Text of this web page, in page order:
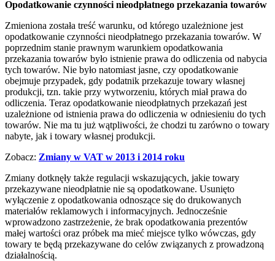
Opodatkowanie czynności nieodpłatnego przekazania towarów
Zmieniona została treść warunku, od którego uzależnione jest
opodatkowanie czynności nieodpłatnego przekazania towarów. W
poprzednim stanie prawnym warunkiem opodatkowania
przekazania towarów było istnienie prawa do odliczenia od nabycia
tych towarów. Nie było natomiast jasne, czy opodatkowanie
obejmuje przypadek, gdy podatnik przekazuje towary własnej
produkcji, tzn. takie przy wytworzeniu, których miał prawa do
odliczenia. Teraz opodatkowanie nieodpłatnych przekazań jest
uzależnione od istnienia prawa do odliczenia w odniesieniu do tych
towarów. Nie ma tu już wątpliwości, że chodzi tu zarówno o towary
nabyte, jak i towary własnej produkcji.
Zobacz: Zmiany w VAT w 2013 i 2014 roku
Zmiany dotknęły także regulacji wskazujących, jakie towary
przekazywane nieodpłatnie nie są opodatkowane. Usunięto
wyłączenie z opodatkowania odnoszące się do drukowanych
materiałów reklamowych i informacyjnych. Jednocześnie
wprowadzono zastrzeżenie, że brak opodatkowania prezentów
małej wartości oraz próbek ma mieć miejsce tylko wówczas, gdy
towary te będą przekazywane do celów związanych z prowadzoną
działalnością.